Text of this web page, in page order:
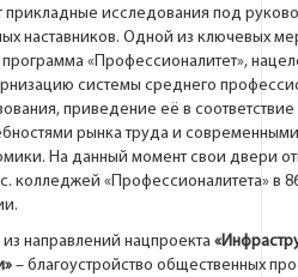
прикладные исследования под
наставников. Одной из ключевых
программа «Профессионалитет»,
системы среднего
приведение её в соответствие
рынка труда и
На данный момент свои двери
колледжей «Профессионалитета» в
направлений нацпроекта
– благоустройство общественных